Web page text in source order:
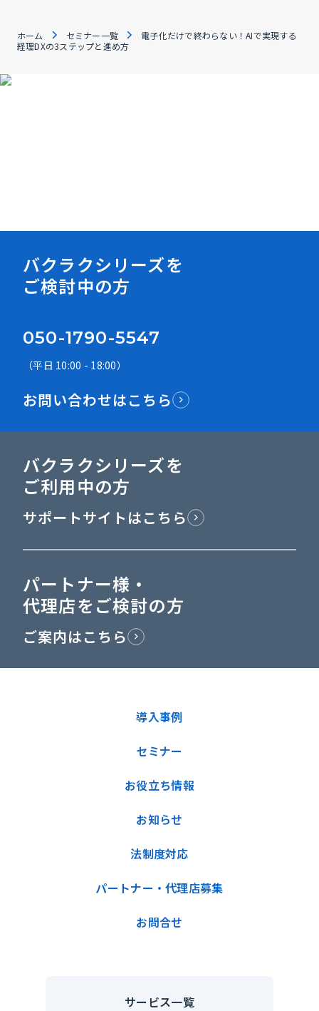
ホーム セミナー一覧
電子化だけで終わらない！AIで実現する
経理DXの3ステップと進め方
バクラクシリーズを
ご検討中の方
050-1790-5547
（平日 10:00 - 18:00）
お問い合わせはこちら
バクラクシリーズを
ご利用中の方
サポートサイトはこちら
パートナー様・
代理店をご検討の方
ご案内はこちら
導入事例
セミナー
お役立ち情報
お知らせ
法制度対応
パートナー・代理店募集
お問合せ
サービス一覧